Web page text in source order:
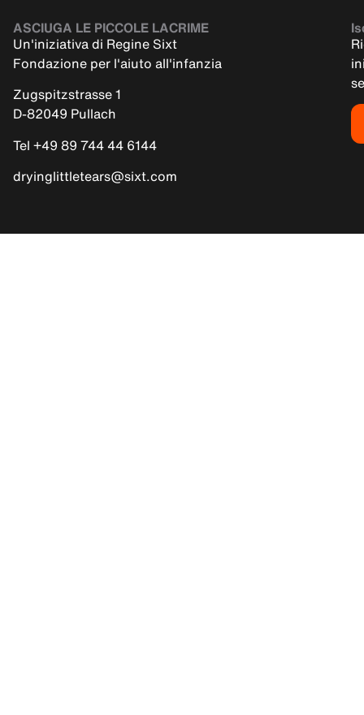
ASCIUGA LE PICCOLE LACRIME
Un'iniziativa di Regine Sixt
Fondazione per l'aiuto all'infanzia
Zugspitzstrasse 1
D-82049 Pullach
Tel +49 89 744 44 6144
dryinglittletears@sixt.com